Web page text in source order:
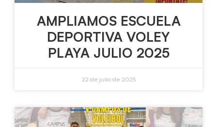
AMPLIAMOS ESCUELA
DEPORTIVA VOLEY
PLAYA JULIO 2025
22 de julio de 2025